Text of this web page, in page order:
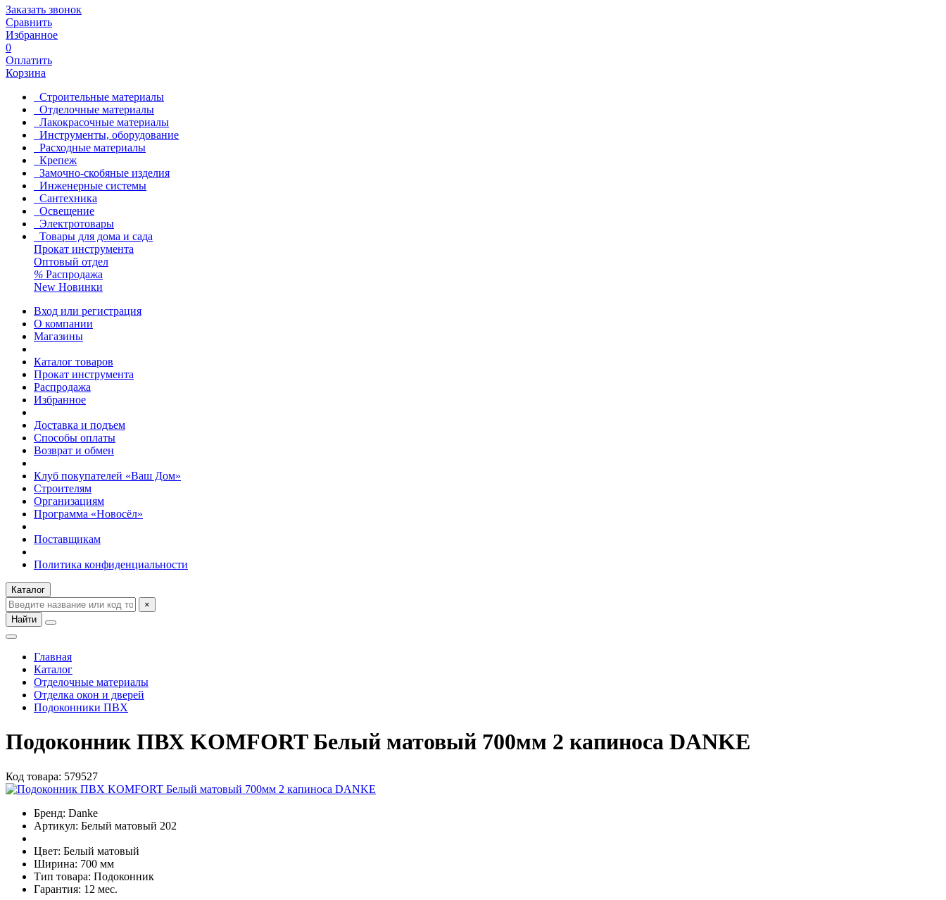
Заказать звонок
Сравнить
Избранное
0
Оплатить
Корзина
Строительные материалы
Отделочные материалы
Лакокрасочные материалы
Инструменты, оборудование
Расходные материалы
Крепеж
Замочно-скобяные изделия
Инженерные системы
Сантехника
Освещение
Электротовары
Товары для дома и сада
Прокат инструмента
Оптовый отдел
% Распродажа
New Новинки
Вход или регистрация
О компании
Магазины
Каталог товаров
Прокат инструмента
Распродажа
Избранное
Доставка и подъем
Способы оплаты
Возврат и обмен
Клуб покупателей «Ваш Дом»
Строителям
Организациям
Программа «Новосёл»
Поставщикам
Политика конфиденциальности
Каталог
×
Найти
Главная
Каталог
Отделочные материалы
Отделка окон и дверей
Подоконники ПВХ
Подоконник ПВХ KOMFORT Белый матовый 700мм 2 капиноса DANKE
Код товара: 579527
Бренд: Danke
Артикул: Белый матовый 202
Цвет: Белый матовый
Ширина: 700 мм
Тип товара: Подоконник
Гарантия: 12 мес.